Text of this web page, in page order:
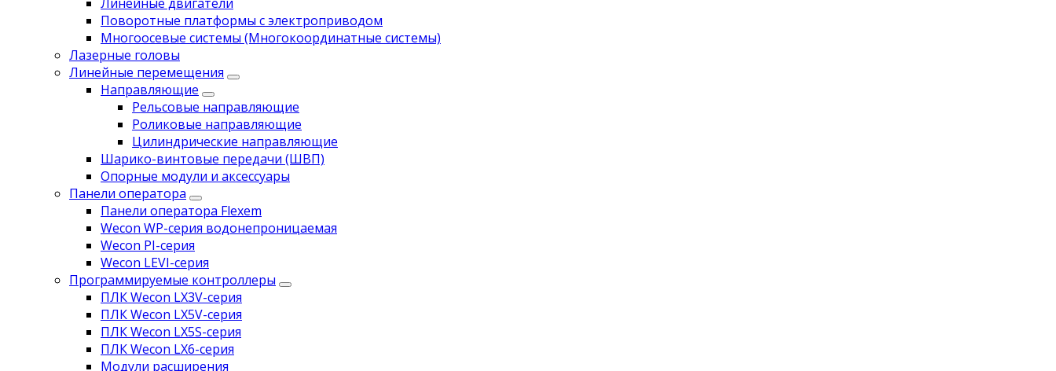
Поворотные платформы с электроприводом
Многоосевые системы (Многокоординатные системы)
Лазерные головы
Линейные перемещения
Направляющие
Рельсовые направляющие
Роликовые направляющие
Цилиндрические направляющие
Шарико-винтовые передачи (ШВП)
Опорные модули и аксессуары
Панели оператора
Панели оператора Flexem
Wecon WP-серия водонепроницаемая
Wecon PI-серия
Wecon LEVI-серия
Программируемые контроллеры
ПЛК Wecon LX3V-серия
ПЛК Wecon LX5V-серия
ПЛК Wecon LX5S-серия
ПЛК Wecon LX6-серия
Модули расширения